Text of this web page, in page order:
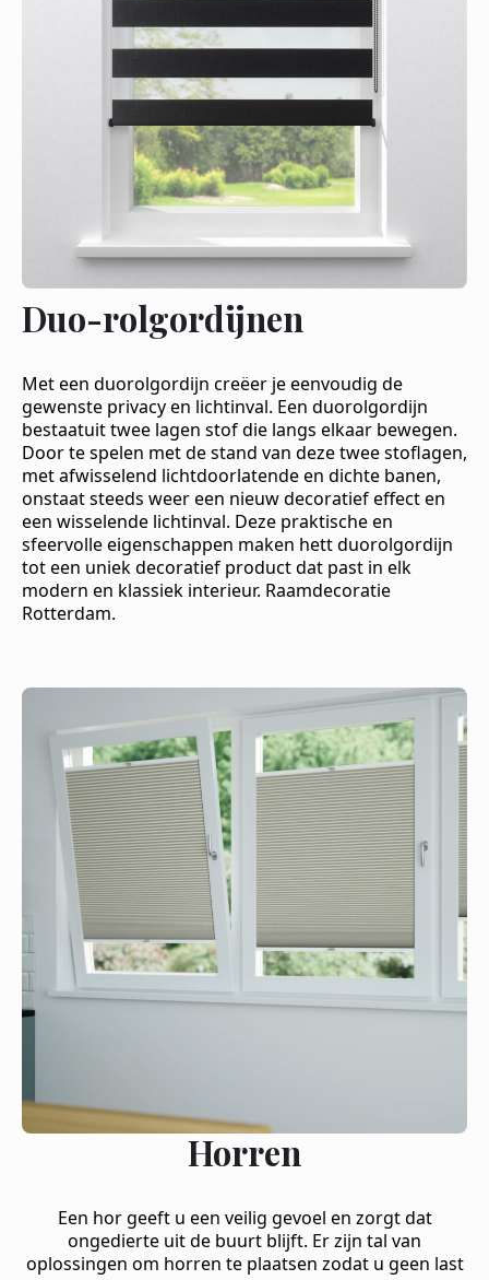
Duo-rolgordijnen
Met een duorolgordijn creëer je eenvoudig de
gewenste privacy en lichtinval. Een duorolgordijn
bestaatuit twee lagen stof die langs elkaar bewegen.
Door te spelen met de stand van deze twee stoflagen,
met afwisselend lichtdoorlatende en dichte banen,
onstaat steeds weer een nieuw decoratief effect en
een wisselende lichtinval. Deze praktische en
sfeervolle eigenschappen maken hett duorolgordijn
tot een uniek decoratief product dat past in elk
modern en klassiek interieur. Raamdecoratie
Rotterdam.
Horren
Een hor geeft u een veilig gevoel en zorgt dat
ongedierte uit de buurt blijft. Er zijn tal van
oplossingen om horren te plaatsen zodat u geen last